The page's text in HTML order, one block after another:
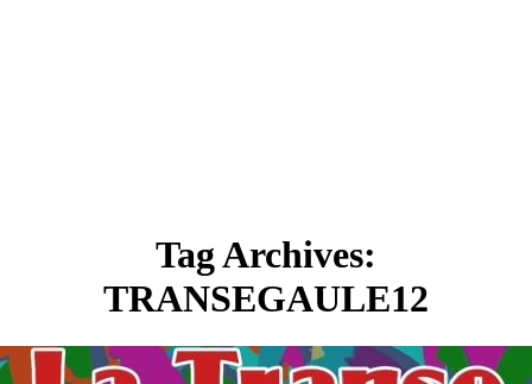
Tag Archives:
TRANSEGAULE12